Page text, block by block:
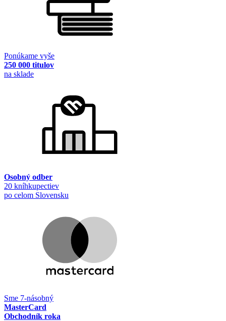
Ponúkame vyše
250 000 titulov
na sklade
Osobný odber
20 kníhkupectiev
po celom Slovensku
Sme 7-násobný
MasterCard
Obchodník roka